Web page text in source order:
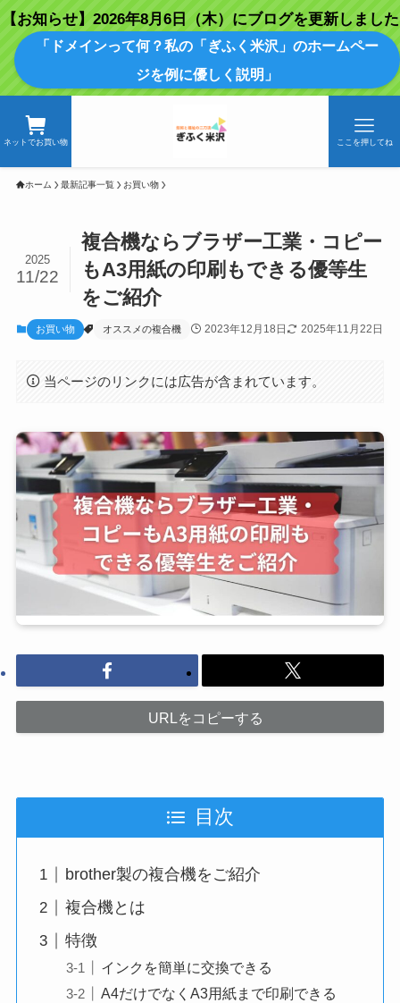
【お知らせ】2026年8月6日（木）にブログを更新しました
「ドメインって何？私の「ぎふく米沢」のホームペー
ジを例に優しく説明」
ネットでお買い物 ここを押してね
ホーム 最新記事一覧 お買い物
複合機ならブラザー工業・コピー
もA3用紙の印刷もできる優等生
をご紹介
2025
11/22
お買い物 オススメの複合機 2023年12月18日 2025年11月22日
当ページのリンクには広告が含まれています。
URLをコピーする
目次
brother製の複合機をご紹介
複合機とは
特徴
インクを簡単に交換できる
A4だけでなくA3用紙まで印刷できる